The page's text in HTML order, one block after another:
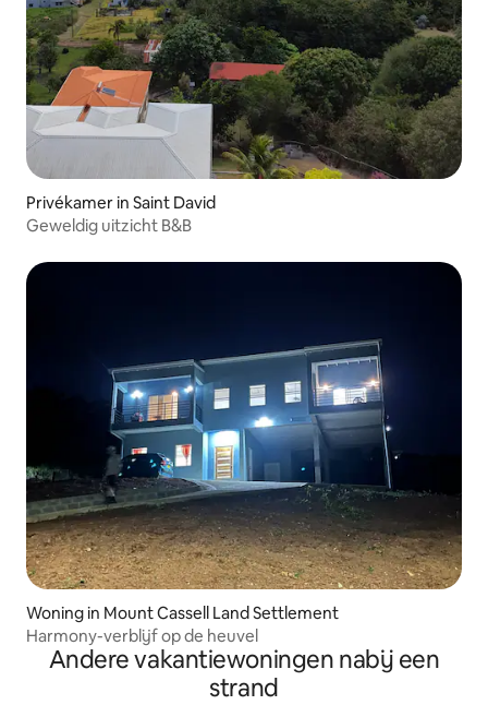
Privékamer in Saint David
Geweldig uitzicht B&B
Woning in Mount Cassell Land Settlement
Harmony-verblijf op de heuvel
Andere vakantiewoningen nabij een
strand